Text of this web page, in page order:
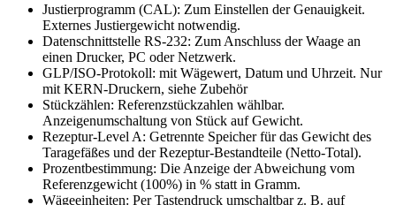
Justierprogramm (CAL): Zum Einstellen der Genauigkeit.
Externes Justiergewicht notwendig.
Datenschnittstelle RS-232: Zum Anschluss der Waage an
einen Drucker, PC oder Netzwerk.
GLP/ISO-Protokoll: mit Wägewert, Datum und Uhrzeit. Nur
mit KERN-Druckern, siehe Zubehör
Stückzählen: Referenzstückzahlen wählbar.
Anzeigenumschaltung von Stück auf Gewicht.
Rezeptur-Level A: Getrennte Speicher für das Gewicht des
Taragefäßes und der Rezeptur-Bestandteile (Netto-Total).
Prozentbestimmung: Die Anzeige der Abweichung vom
Referenzgewicht (100%) in % statt in Gramm.
Wägeeinheiten: Per Tastendruck umschaltbar z. B. auf